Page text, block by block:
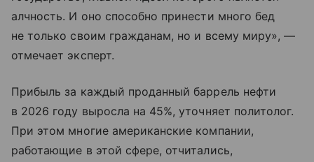
алчность. И оно способно принести много бед
не только своим гражданам, но и всему миру», —
отмечает эксперт.
Прибыль за каждый проданный баррель нефти
в 2026 году выросла на 45%, уточняет политолог.
При этом многие американские компании,
работающие в этой сфере, отчитались,